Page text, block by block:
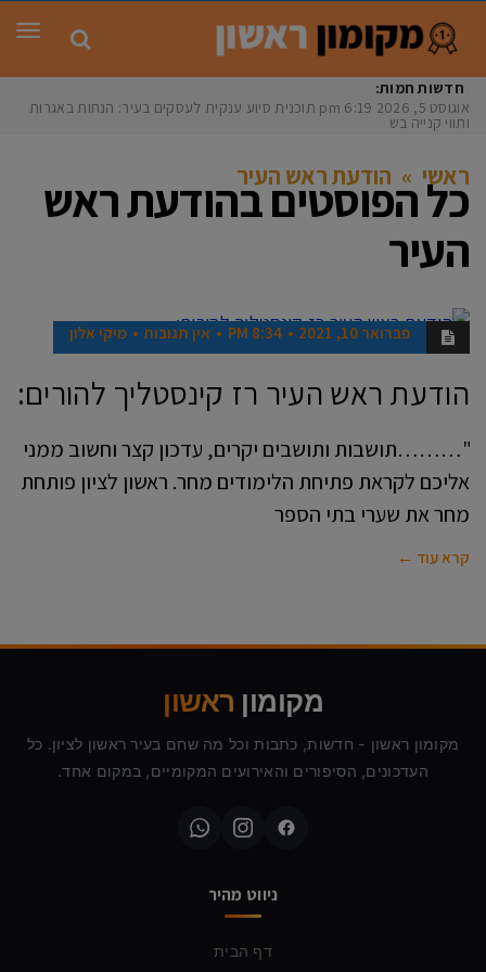
חדשות חמות:
אוגוסט 5, 2026
6:19 pm תוכנית סיוע ענקית לעסקים בעיר: הנחות באגרות
ותווי קנייה בשו
ראשי » הודעת ראש העיר
כל הפוסטים בהודעת ראש
העיר
אנשים
פברואר 10, 2021 8:34 PM אין תגובות מיקי אלון
הודעת ראש העיר רז קינסטליך להורים:
"………תושבות ותושבים יקרים, עדכון קצר וחשוב ממני
אליכם לקראת פתיחת הלימודים מחר. ראשון לציון פותחת
מחר את שערי בתי הספר
קרא עוד ←
מקומון ראשון
מקומון ראשון - חדשות, כתבות וכל מה שחם בעיר ראשון לציון. כל
העדכונים, הסיפורים והאירועים המקומיים, במקום אחד.
ניווט מהיר
דף הבית